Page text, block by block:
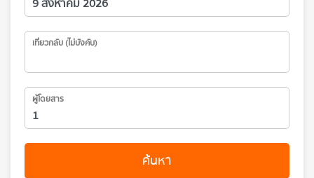
เที่ยวกลับ (ไม่บังคับ)
ผู้โดยสาร
ค้นหา